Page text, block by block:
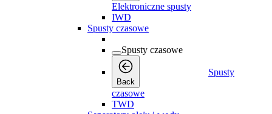
Elektroniczne spusty
IWD
Spusty czasowe
Spusty czasowe
Back
Spusty
czasowe
TWD